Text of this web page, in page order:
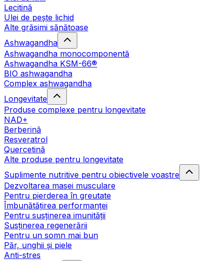
Lecitină
Ulei de pește lichid
Alte grăsimi sănătoase
Ashwagandha
Ashwagandha monocomponentă
Ashwagandha KSM-66®
BIO ashwagandha
Complex ashwagandha
Longevitate
Produse complexe pentru longevitate
NAD+
Berberină
Resveratrol
Quercetină
Alte produse pentru longevitate
Suplimente nutritive pentru obiectivele voastre
Dezvoltarea masei musculare
Pentru pierderea în greutate
Îmbunătățirea performanței
Pentru susținerea imunității
Susținerea regenerării
Pentru un somn mai bun
Păr, unghii și piele
Anti-stres